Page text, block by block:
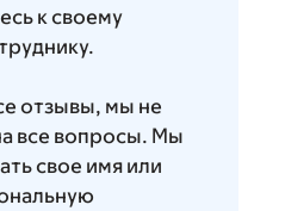
к своему
отзывы, мы не
все вопросы. Мы
свое имя или